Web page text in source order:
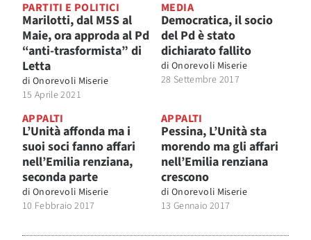
PARTITI E POLITICI
Marilotti, dal M5S al
Maie, ora approda al Pd
“anti-trasformista” di
Letta
di Onorevoli Miserie
15 Aprile 2021
MEDIA
Democratica, il socio
del Pd è stato
dichiarato fallito
di Onorevoli Miserie
28 Settembre 2017
APPALTI
L’Unità affonda ma i
suoi soci fanno affari
nell’Emilia renziana,
seconda parte
di Onorevoli Miserie
10 Febbraio 2017
APPALTI
Pessina, L’Unità sta
morendo ma gli affari
nell’Emilia renziana
crescono
di Onorevoli Miserie
13 Gennaio 2017